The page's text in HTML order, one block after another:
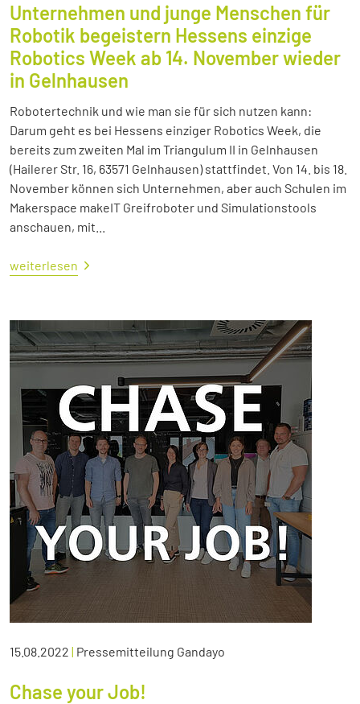
Unternehmen und junge Menschen für
Robotik begeistern Hessens einzige
Robotics Week ab 14. November wieder
in Gelnhausen
Robotertechnik und wie man sie für sich nutzen kann:
Darum geht es bei Hessens einziger Robotics Week, die
bereits zum zweiten Mal im Triangulum II in Gelnhausen
(Hailerer Str. 16, 63571 Gelnhausen) stattfindet. Von 14. bis 18.
November können sich Unternehmen, aber auch Schulen im
Makerspace makeIT Greifroboter und Simulationstools
anschauen, mit...
weiterlesen
15.08.2022 | Pressemitteilung Gandayo
Chase your Job!